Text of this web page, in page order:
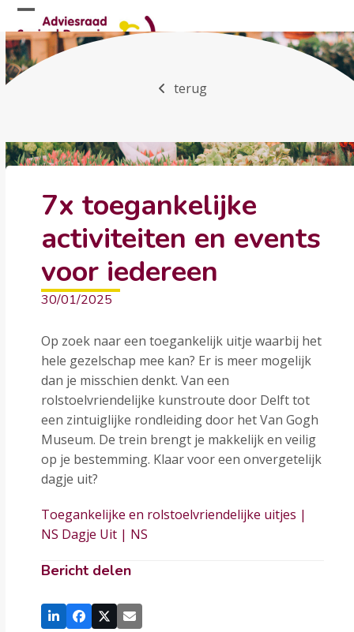
Skip
to
content
Open
mobile
menu
Close
mobile
menu
terug
7x toegankelijke
activiteiten en events
voor iedereen
30/01/2025
Op zoek naar een toegankelijk uitje waarbij het
hele gezelschap mee kan? Er is meer mogelijk
dan je misschien denkt. Van een
rolstoelvriendelijke kunstroute door Delft tot
een zintuiglijke rondleiding door het Van Gogh
Museum. De trein brengt je makkelijk en veilig
op je bestemming. Klaar voor een onvergetelijk
dagje uit?
Toegankelijke en rolstoelvriendelijke uitjes |
NS Dagje Uit | NS
Bericht delen